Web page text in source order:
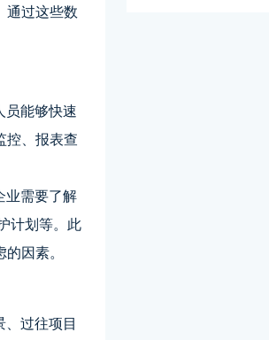
通过这些数
员能够快速
控、报表查
业需要了解
计划等。此
因素。
过往项目